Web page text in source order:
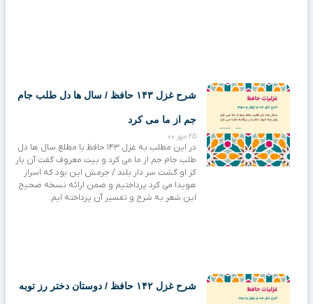
شرح غزل ۱۴۳ حافظ / سال‌ ها دل طلب جام
جم از ما می‌ کرد
25 مهر 00
در این مطلب به غزل ۱۴۳ حافظ با مطلع سال‌ ها دل
طلب جام جم از ما می‌ کرد و بیت معروف گفت آن یار
کز او گشت سر دار بلند / جرمش این بود که اسرار
هویدا می‌ کرد پرداختیم و ضمن ارائه نسخه صحیح
این شعر به شرح و تفسیر آن پرداخته ایم.
شرح غزل ۱۴۲ حافظ / دوستان دختر رز توبه